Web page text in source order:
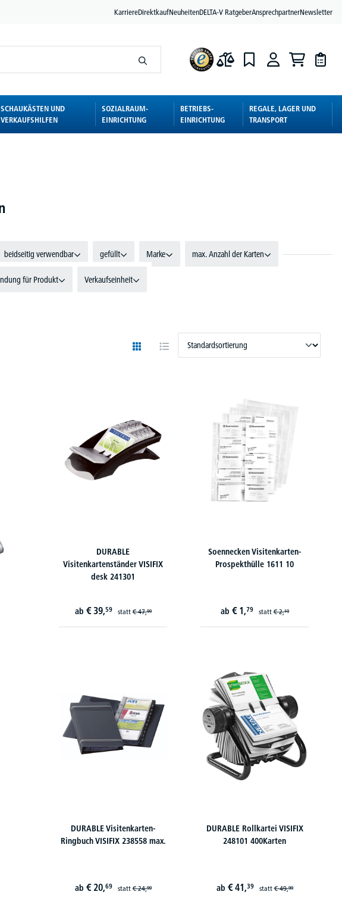
KarriereDirektkaufNeuheitenDELTA-V RatgeberAnsprechpartnerNewsletter
SCHAUKÄSTEN UND
VERKAUFSHILFEN
SOZIALRAUM-
EINRICHTUNG
BETRIEBS-
EINRICHTUNG
REGALE, LAGER UND
TRANSPORT
beidseitig verwendbar gefüllt Marke max. Anzahl der Karten
für Produkt Verkaufseinheit
DURABLE
Visitenkartenständer VISIFIX
desk 241301
ab € 39,59 statt€ 47,99
Soennecken Visitenkarten-
Prospekthülle 1611 10
ab € 1,79 statt€ 2,19
DURABLE Visitenkarten-
Ringbuch VISIFIX 238558 max.
ab € 20,69 statt€ 24,99
DURABLE Rollkartei VISIFIX
248101 400Karten
ab € 41,39 statt€ 49,99